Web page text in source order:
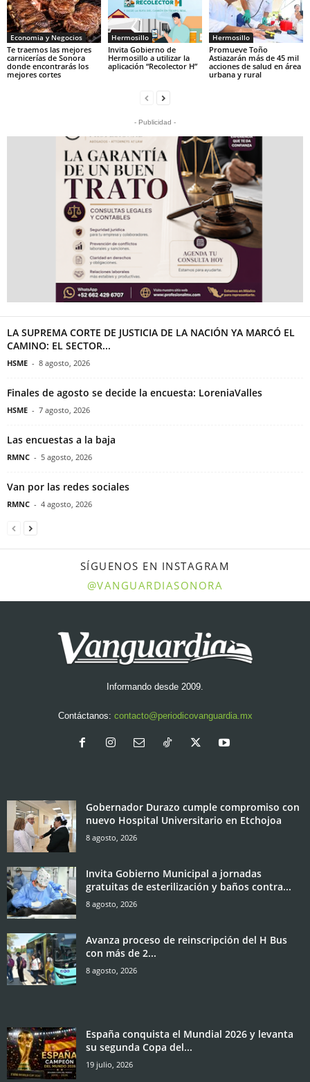
Economia y Negocios
Te traemos las mejores
carnicerías de Sonora
donde encontrarás los
mejores cortes
Hermosillo
Invita Gobierno de
Hermosillo a utilizar la
aplicación “Recolector H”
Hermosillo
Promueve Toño
Astiazarán más de 45 mil
acciones de salud en área
urbana y rural
- Publicidad -
LA SUPREMA CORTE DE JUSTICIA DE LA NACIÓN YA MARCÓ EL
CAMINO: EL SECTOR...
HSME - 8 agosto, 2026
Finales de agosto se decide la encuesta: LoreniaValles
HSME - 7 agosto, 2026
Las encuestas a la baja
RMNC - 5 agosto, 2026
Van por las redes sociales
RMNC - 4 agosto, 2026
SÍGUENOS EN INSTAGRAM
@VANGUARDIASONORA
Informando desde 2009.
Contáctanos: contacto@periodicovanguardia.mx
Gobernador Durazo cumple compromiso con
nuevo Hospital Universitario en Etchojoa
8 agosto, 2026
Invita Gobierno Municipal a jornadas
gratuitas de esterilización y baños contra...
8 agosto, 2026
Avanza proceso de reinscripción del H Bus
con más de 2...
8 agosto, 2026
España conquista el Mundial 2026 y levanta
su segunda Copa del...
19 julio, 2026